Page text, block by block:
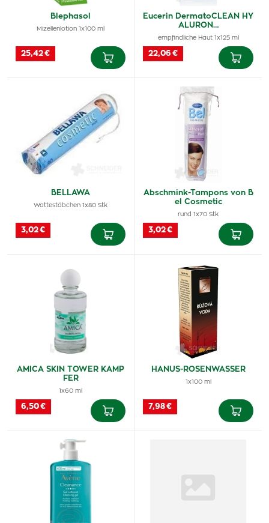
Blephasol
Mizellenlotion 1x100 ml
25,42 €
Eucerin DermatoCLEAN HY
ALURON…
empfindliche Haut 1x125 ml
22,06 €
BELLAWA
Wattestäbchen 1x80 Stk
3,02 €
Abschmink-Tampons von B
el Cosmetic
rund 1x70 Stk
3,02 €
AMICA SKIN TOWER KAMP
FER
1x60 ml
6,50 €
HANUS-ROSENWASSER
1x100 ml
7,98 €